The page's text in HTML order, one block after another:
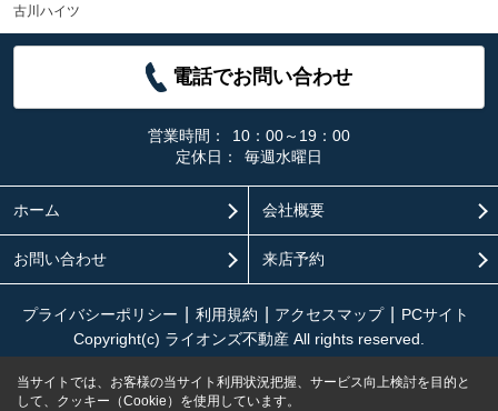
古川ハイツ
電話でお問い合わせ
営業時間：
10：00～19：00
定休日：
毎週水曜日
ホーム 会社概要
お問い合わせ 来店予約
プライバシーポリシー 利用規約 アクセスマップ
PCサイト
Copyright(c) ライオンズ不動産 All rights reserved.
当サイトでは、お客様の当サイト利用状況把握、サービス向上検討を目的と
して、クッキー（Cookie）を使用しています。